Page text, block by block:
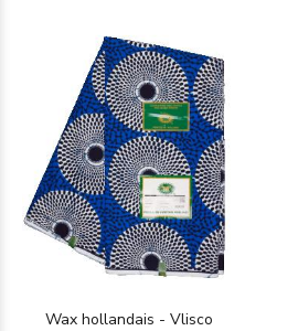
Wax hollandais - Vlisco